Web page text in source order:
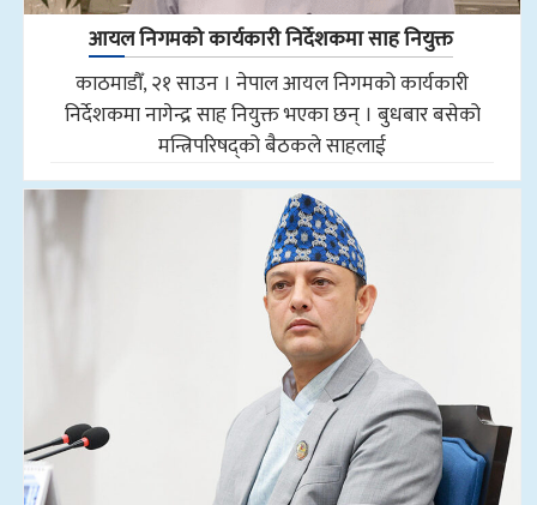
आयल निगमको कार्यकारी निर्देशकमा साह नियुक्त
काठमाडौँ, २१ साउन । नेपाल आयल निगमको कार्यकारी
निर्देशकमा नागेन्द्र साह नियुक्त भएका छन् । बुधबार बसेको
मन्त्रिपरिषद्को बैठकले साहलाई